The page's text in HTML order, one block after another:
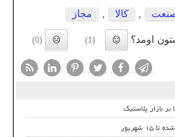
كالا مجاز
اومد؟ (1)
(0)
بازار پلاستیک